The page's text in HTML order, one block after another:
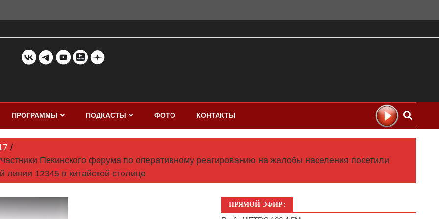
ПРОГРАММЫ ПОДКАСТЫ ФОТО КОНТАКТЫ
Пекинского форума по оперативному реагированию на жалобы населения посетили
линии 12345 в китайской столице
ПРЯМОЙ ЭФИР: